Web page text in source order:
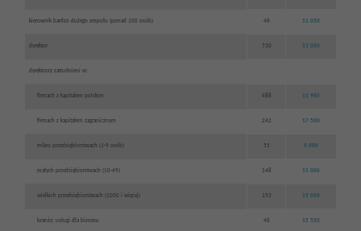
kierownik bardzo dużego zespołu (ponad 100 osób) 46 11 050
dyrektor 730 13 000
dyrektorzy zatrudnieni w:
firmach z kapitałem polskim 488 11 960
firmach z kapitałem zagranicznym 242 17 500
mikro przedsiębiorstwach (1-9 osób) 55 9 000
małych przedsiębiorstwach (10-49) 148 11 000
wielkich przedsiębiorstwach (1000 i więcej) 153 15 000
branży: usługi dla biznesu 46 15 550